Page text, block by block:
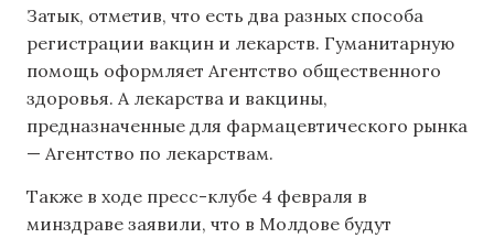
Затык, отметив, что есть два разных способа
регистрации вакцин и лекарств. Гуманитарную
помощь оформляет Агентство общественного
здоровья. А лекарства и вакцины,
предназначенные для фармацевтического рынка
— Агентство по лекарствам.
Также в ходе пресс-клубе 4 февраля в
минздраве заявили, что в Молдове будут